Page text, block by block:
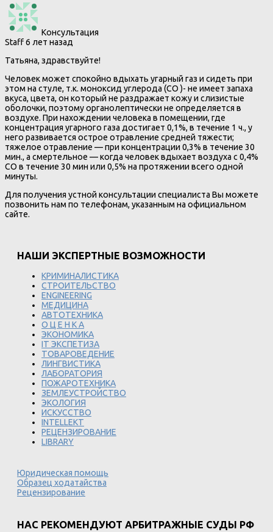
Консультация
Staff6 лет назад
Татьяна, здравствуйте!
Человек может спокойно вдыхать угарный газ и сидеть при
этом на стуле, т.к. моноксид углерода (СО )- не имеет запаха
вкуса, цвета, он который не раздражает кожу и слизистые
оболочки, поэтому органолептически не определяется в
воздухе. При нахождении человека в помещении, где
концентрация угарного газа достигает 0,1%, в течение 1 ч., у
него развивается острое отравление средней тяжести;
тяжелое отравление — при концентрации 0,3% в течение 30
мин., а смертельное — когда человек вдыхает воздуха с 0,4%
CO в течение 30 мин или 0,5% на протяжении всего одной
минуты.
Для получения устной консультации специалиста Вы можете
позвонить нам по телефонам, указанным на официальном
сайте.
НАШИ ЭКСПЕРТНЫЕ ВОЗМОЖНОСТИ
КРИМИНАЛИСТИКА
СТРОИТЕЛЬСТВО
ENGINEERING
МЕДИЦИНА
АВТОТЕХНИКА
О Ц Е Н К А
ЭКОНОМИКА
IT ЭКСПЕТИЗА
ТОВАРОВЕДЕНИЕ
ЛИНГВИСТИКА
ЛАБОРАТОРИЯ
ПОЖАРОТЕХНИКА
ЗЕМЛЕУСТРОЙСТВО
ЭКОЛОГИЯ
ИСКУССТВО
INTELLEKT
РЕЦЕНЗИРОВАНИЕ
LIBRARY
Юридическая помощь
Образец ходатайства
Рецензирование
НАС РЕКОМЕНДУЮТ АРБИТРАЖНЫЕ СУДЫ РФ